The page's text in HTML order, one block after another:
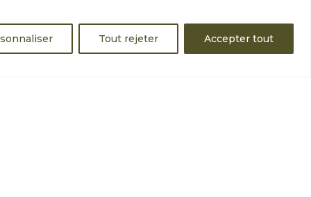
Tout rejeter Accepter tout